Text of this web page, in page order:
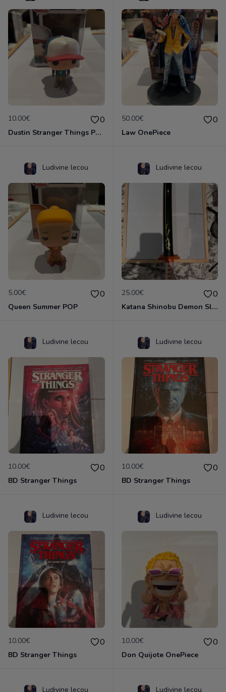
10.00€ 0
Dustin Stranger Things POP
50.00€ 0
Law OnePiece
Ludivine lecou
5.00€ 0
Queen Summer POP
Ludivine lecou
25.00€ 0
Katana Shinobu Demon Slayer
Ludivine lecou
10.00€ 0
BD Stranger Things
Ludivine lecou
10.00€ 0
BD Stranger Things
Ludivine lecou
10.00€ 0
BD Stranger Things
Ludivine lecou
10.00€ 0
Don Quijote OnePiece
Ludivine lecou Ludivine lecou